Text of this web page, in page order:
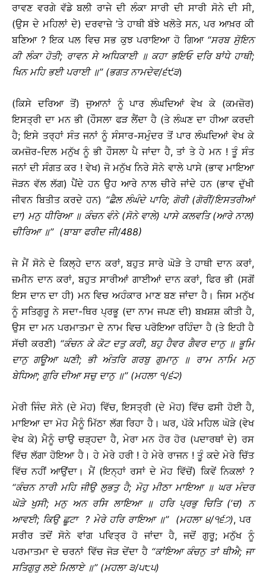
ਰਾਵਣ ਵਰਗੇ ਵੱਡੇ ਬਲੀ ਰਾਜੇ ਦੀ ਲੰਕਾ ਸਾਰੀ ਦੀ ਸਾਰੀ ਸੋਨੇ ਦੀ ਸੀ,
(ਉਸ ਦੇ ਮਹਿਲਾਂ ਦੇ) ਦਰਵਾਜ਼ੇ ’ਤੇ ਹਾਥੀ ਬੱਝੇ ਖਲੋਤੇ ਸਨ, ਪਰ ਆਖ਼ਰ ਕੀ
ਬਣਿਆ ? ਇਕ ਪਲ ਵਿਚ ਸਭ ਕੁਝ ਪਰਾਇਆ ਹੋ ਗਿਆ ‘‘ਸਰਬ ਸੁੋਇਨ
ਕੀ ਲੰਕਾ ਹੋਤੀ; ਰਾਵਨ ਸੇ ਅਧਿਕਾਈ ॥ ਕਹਾ ਭਇਓ ਦਰਿ ਬਾਂਧੇ ਹਾਥੀ;
ਖਿਨ ਮਹਿ ਭਈ ਪਰਾਈ ॥’’ (ਭਗਤ ਨਾਮਦੇਵ/੬੯੩)
(ਕਿਸੇ ਦਰਿਆ ਤੋਂ) ਜੁਆਨਾਂ ਨੂੰ ਪਾਰ ਲੰਘਦਿਆਂ ਵੇਖ ਕੇ (ਕਮਜ਼ੋਰ)
ਇਸਤ੍ਰੀ ਦਾ ਮਨ ਭੀ (ਹੌਸਲਾ ਫੜ ਲੈਂਦਾ ਹੈ (ਤੇ ਲੰਘਣ ਦਾ ਹੀਆ ਕਰਦੀ
ਹੈ; ਇਸੇ ਤਰ੍ਹਾਂ ਸੰਤ ਜਨਾਂ ਨੂੰ ਸੰਸਾਰ-ਸਮੁੰਦਰ ਤੋਂ ਪਾਰ ਲੰਘਦਿਆਂ ਵੇਖ ਕੇ
ਕਮਜ਼ੋਰ-ਦਿਲ ਮਨੁੱਖ ਨੂੰ ਭੀ ਹੌਸਲਾ ਪੈ ਜਾਂਦਾ ਹੈ, ਤਾਂ ਤੇ ਹੇ ਮਨ ! ਤੂੰ ਸੰਤ
ਜਨਾਂ ਦੀ ਸੰਗਤ ਕਰ ! ਵੇਖ) ਜੋ ਮਨੁੱਖ ਨਿਰੇ ਸੋਨੇ ਵਾਲੇ ਪਾਸੇ (ਭਾਵ ਮਾਇਆ
ਜੋੜਨ ਵੱਲ ਲੱਗ) ਪੈਂਦੇ ਹਨ ਉਹ ਆਰੇ ਨਾਲ ਚੀਰੇ ਜਾਂਦੇ ਹਨ (ਭਾਵ ਦੁੱਖੀ
ਜੀਵਨ ਬਿਤੀਤ ਕਰਦੇ ਹਨ) ‘‘ਛੈਲ ਲੰਘੰਦੇ ਪਾਰਿ; ਗੋਰੀ(ਗੋਰੀਂ/ਇਸਤਰੀਆਂ
ਦਾ) ਮਨੁ ਧੀਰਿਆ ॥ ਕੰਚਨ ਵੰਨੇ(ਸੋਨੇ ਵਾਲੇ) ਪਾਸੇ ਕਲਵਤਿ(ਆਰੇ ਨਾਲ)
ਚੀਰਿਆ ॥’’ (ਬਾਬਾ ਫਰੀਦ ਜੀ/488)
ਜੇ ਮੈਂ ਸੋਨੇ ਦੇ ਕਿਲ੍ਹੇ ਦਾਨ ਕਰਾਂ, ਬਹੁਤ ਸਾਰੇ ਘੋੜੇ ਤੇ ਹਾਥੀ ਦਾਨ ਕਰਾਂ,
ਜ਼ਮੀਨ ਦਾਨ ਕਰਾਂ, ਬਹੁਤ ਸਾਰੀਆਂ ਗਾਈਆਂ ਦਾਨ ਕਰਾਂ, ਫਿਰ ਭੀ (ਸਗੋਂ
ਇਸ ਦਾਨ ਦਾ ਹੀ) ਮਨ ਵਿਚ ਅਹੰਕਾਰ ਮਾਣ ਬਣ ਜਾਂਦਾ ਹੈ। ਜਿਸ ਮਨੁੱਖ
ਨੂੰ ਸਤਿਗੁਰੂ ਨੇ ਸਦਾ-ਥਿਰ ਪ੍ਰਭੂ (ਦਾ ਨਾਮ ਜਪਣ ਦੀ) ਬਖ਼ਸ਼ਸ਼ ਕੀਤੀ ਹੈ,
ਉਸ ਦਾ ਮਨ ਪਰਮਾਤਮਾ ਦੇ ਨਾਮ ਵਿਚ ਪਰੋਇਆ ਰਹਿੰਦਾ ਹੈ (ਤੇ ਇਹੀ ਹੈ
ਸੱਚੀ ਕਰਣੀ) ‘‘ਕੰਚਨ ਕੇ ਕੋਟ ਦਤੁ ਕਰੀ, ਬਹੁ ਹੈਵਰ ਗੈਵਰ ਦਾਨੁ ॥ ਭੂਮਿ
ਦਾਨੁ ਗਊਆ ਘਣੀ; ਭੀ ਅੰਤਰਿ ਗਰਬੁ ਗੁਮਾਨੁ ॥ ਰਾਮ ਨਾਮਿ ਮਨੁ
ਬੇਧਿਆ; ਗੁਰਿ ਦੀਆ ਸਚੁ ਦਾਨੁ ॥’’ (ਮਹਲਾ ੧/੬੨)
ਮੇਰੀ ਜਿੰਦ ਸੋਨੇ (ਦੇ ਮੋਹ) ਵਿੱਚ, ਇਸਤ੍ਰੀ (ਦੇ ਮੋਹ) ਵਿੱਚ ਫਸੀ ਹੋਈ ਹੈ,
ਮਾਇਆ ਦਾ ਮੋਹ ਮੈਨੂੰ ਮਿੱਠਾ ਲੱਗ ਰਿਹਾ ਹੈ। ਘਰ, ਪੱਕੇ ਮਹਿਲ ਘੋੜੇ (ਵੇਖ
ਵੇਖ ਕੇ) ਮੈਨੂੰ ਚਾਉ ਚੜ੍ਹਦਾ ਹੈ, ਮੇਰਾ ਮਨ ਹੋਰ ਹੋਰ (ਪਦਾਰਥਾਂ ਦੇ) ਰਸ
ਵਿੱਚ ਲੱਗਾ ਹੋਇਆ ਹੈ। ਹੇ ਮੇਰੇ ਹਰੀ ! ਹੇ ਮੇਰੇ ਰਾਜਨ ! ਤੂੰ ਕਦੇ ਮੇਰੇ ਚਿੱਤ
ਵਿੱਚ ਨਹੀਂ ਆਉਂਦਾ। ਮੈਂ (ਇਨ੍ਹਾਂ ਰਸਾਂ ਦੇ ਮੋਹ ਵਿੱਚੋਂ) ਕਿਵੇਂ ਨਿਕਲਾਂ ?
‘‘ਕੰਚਨ ਨਾਰੀ ਮਹਿ ਜੀਉ ਲੁਭਤੁ ਹੈ; ਮੋਹੁ ਮੀਠਾ ਮਾਇਆ ॥ ਘਰ ਮੰਦਰ
ਘੋੜੇ ਖੁਸੀ; ਮਨੁ ਅਨ ਰਸਿ ਲਾਇਆ ॥ ਹਰਿ ਪ੍ਰਭੁ ਚਿਤਿ(’ਚ) ਨ
ਆਵਈ; ਕਿਉ ਛੂਟਾ ? ਮੇਰੇ ਹਰਿ ਰਾਇਆ ॥’’ (ਮਹਲਾ ੪/੧੬੭), ਪਰ
ਸਰੀਰ ਤਦੋਂ ਸੋਨੇ ਵਾਂਗ ਪਵਿਤ੍ਰ ਹੋ ਜਾਂਦਾ ਹੈ, ਜਦੋਂ ਗੁਰੂ; ਮਨੁੱਖ ਨੂੰ
ਪਰਮਾਤਮਾ ਦੇ ਚਰਨਾਂ ਵਿੱਚ ਜੋੜ ਦੇਂਦਾ ਹੈ ‘‘ਕਾਂਇਆ ਕੰਚਨੁ ਤਾਂ ਥੀਐ; ਜਾ
ਸਤਿਗੁਰੁ ਲਏ ਮਿਲਾਏ ॥’’ (ਮਹਲਾ ੩/੫੮੫)